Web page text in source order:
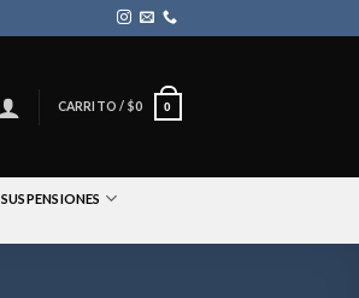
CARRITO / $0 0
SUSPENSIONES